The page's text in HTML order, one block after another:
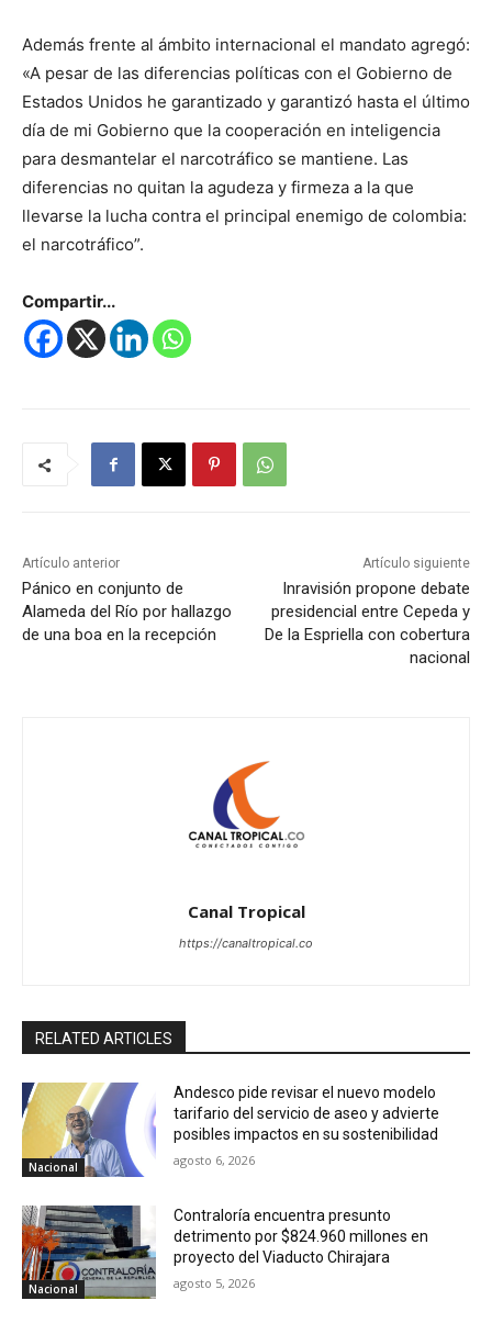
Además frente al ámbito internacional el mandato agregó:
«A pesar de las diferencias políticas con el Gobierno de
Estados Unidos he garantizado y garantizó hasta el último
día de mi Gobierno que la cooperación en inteligencia
para desmantelar el narcotráfico se mantiene. Las
diferencias no quitan la agudeza y firmeza a la que
llevarse la lucha contra el principal enemigo de colombia:
el narcotráfico”.
Compartir...
Artículo anterior
Pánico en conjunto de
Alameda del Río por hallazgo
de una boa en la recepción
Artículo siguiente
Inravisión propone debate
presidencial entre Cepeda y
De la Espriella con cobertura
nacional
Canal Tropical
https://canaltropical.co
RELATED ARTICLES
Nacional
Andesco pide revisar el nuevo modelo
tarifario del servicio de aseo y advierte
posibles impactos en su sostenibilidad
agosto 6, 2026
Nacional
Contraloría encuentra presunto
detrimento por $824.960 millones en
proyecto del Viaducto Chirajara
agosto 5, 2026